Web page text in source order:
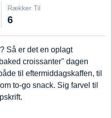
Rækker Til
6
Så er det en oplagt
croissanter" dagen
til eftermiddagskaffen, til
to-go snack. Sig farvel til